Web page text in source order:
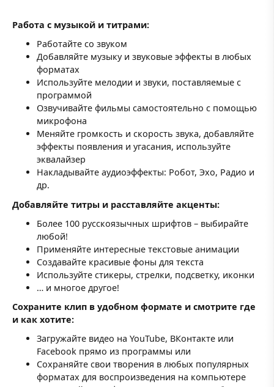
Работа с музыкой и титрами:
Работайте со звуком
Добавляйте музыку и звуковые эффекты в любых
форматах
Используйте мелодии и звуки, поставляемые с
программой
Озвучивайте фильмы самостоятельно с помощью
микрофона
Меняйте громкость и скорость звука, добавляйте
эффекты появления и угасания, используйте
эквалайзер
Накладывайте аудиоэффекты: Робот, Эхо, Радио и
др.
Добавляйте титры и расставляйте акценты:
Более 100 русскоязычных шрифтов – выбирайте
любой!
Применяйте интересные текстовые анимации
Создавайте красивые фоны для текста
Используйте стикеры, стрелки, подсветку, иконки
… и многое другое!
Сохраните клип в удобном формате и смотрите где
и как хотите:
Загружайте видео на YouTube, ВКонтакте или
Facebook прямо из программы или
Сохраняйте свои творения в любых популярных
форматах для воспроизведения на компьютере